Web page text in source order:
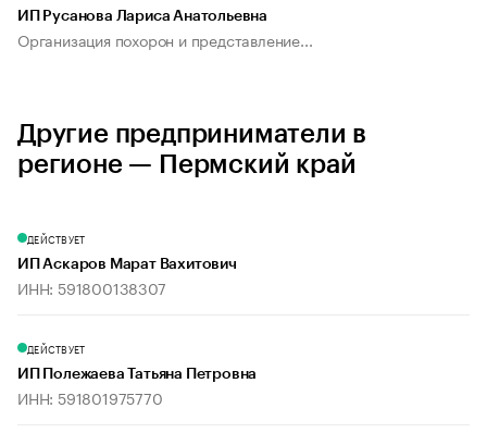
ИП Русанова Лариса Анатольевна
Организация похорон и представление...
Другие предприниматели в
регионе — Пермский край
ДЕЙСТВУЕТ
ИП Аскаров Марат Вахитович
ИНН: 591800138307
ДЕЙСТВУЕТ
ИП Полежаева Татьяна Петровна
ИНН: 591801975770